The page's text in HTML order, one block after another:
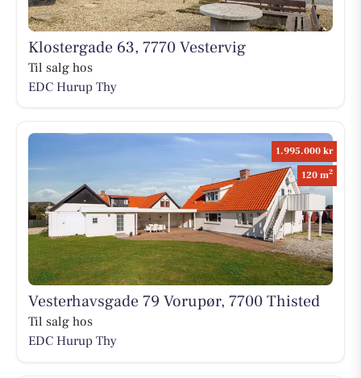
Klostergade 63, 7770 Vestervig
Til salg hos
EDC Hurup Thy
1.995.000 kr
120 m2
Vesterhavsgade 79 Vorupør, 7700 Thisted
Til salg hos
EDC Hurup Thy